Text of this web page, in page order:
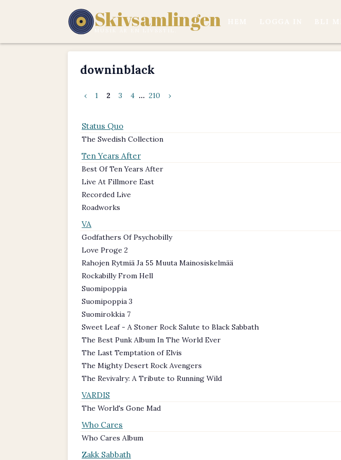
Skivsamlingen
downinblack
‹ 1 2 3 4 ... 210 ›
Status Quo
The Swedish Collection
Ten Years After
Best Of Ten Years After
Live At Fillmore East
Recorded Live
Roadworks
VA
Godfathers Of Psychobilly
Love Proge 2
Rahojen Rytmiä Ja 55 Muuta Mainosiskelmää
Rockabilly From Hell
Suomipoppia
Suomipoppia 3
Suomirokkia 7
Sweet Leaf - A Stoner Rock Salute to Black Sabbath
The Best Punk Album In The World Ever
The Last Temptation of Elvis
The Mighty Desert Rock Avengers
The Revivalry: A Tribute to Running Wild
VARDIS
The World's Gone Mad
Who Cares
Who Cares Album
Zakk Sabbath